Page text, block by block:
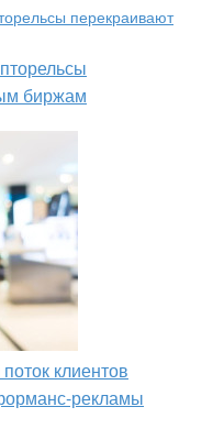
биржам
клиентов
рекламы